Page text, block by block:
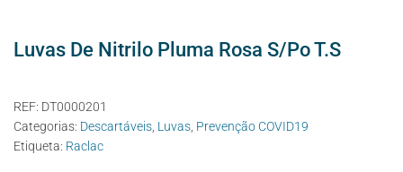
Luvas De Nitrilo Pluma Rosa S/Po T.S
REF: DT0000201
Categorias: Descartáveis Luvas Prevenção COVID19
Etiqueta: Raclac